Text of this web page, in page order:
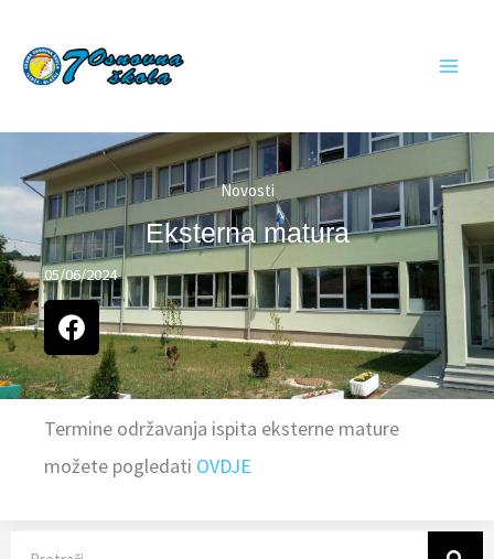
content
Novosti
Eksterna matura
05/06/2024
Termine održavanja ispita eksterne mature
možete pogledati OVDJE